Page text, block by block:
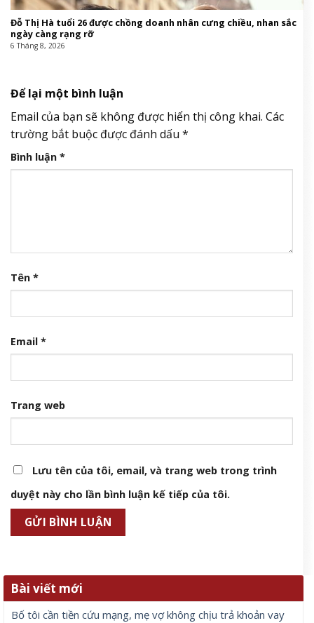
Đỗ Thị Hà tuổi 26 được chồng doanh nhân cưng chiều, nhan sắc
ngày càng rạng rỡ
6 Tháng 8, 2026
Để lại một bình luận
Email của bạn sẽ không được hiển thị công khai. Các
trường bắt buộc được đánh dấu *
Bình luận *
Tên *
Email *
Trang web
Lưu tên của tôi, email, và trang web trong trình
duyệt này cho lần bình luận kế tiếp của tôi.
Bài viết mới
Bố tôi cần tiền cứu mạng, mẹ vợ không chịu trả khoản vay